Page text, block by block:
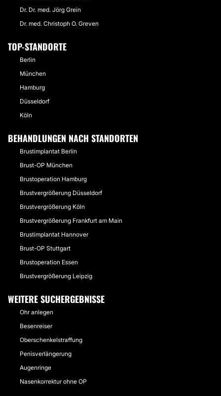
Dr. Dr. med. Jörg Grein
Dr. med. Christoph O. Greven
TOP-STANDORTE
Berlin
München
Hamburg
Düsseldorf
Köln
BEHANDLUNGEN NACH STANDORTEN
Brustimplantat Berlin
Brust-OP München
Brustoperation Hamburg
Brustvergrößerung Düsseldorf
Brustvergrößerung Köln
Brustvergrößerung Frankfurt am Main
Brustimplantat Hannover
Brust-OP Stuttgart
Brustoperation Essen
Brustvergrößerung Leipzig
WEITERE SUCHERGEBNISSE
Ohr anlegen
Besenreiser
Oberschenkelstraffung
Penisverlängerung
Augenringe
Nasenkorrektur ohne OP